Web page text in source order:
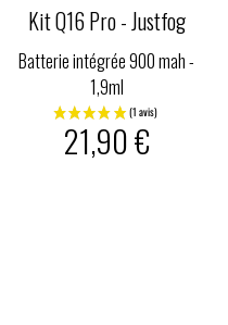
Kit Q16 Pro - Justfog
Batterie intégrée 900 mah -
1,9ml
21,90 €